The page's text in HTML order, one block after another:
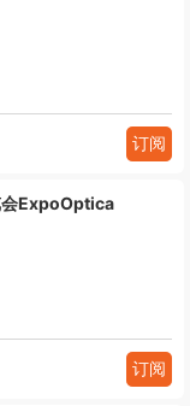
订阅
会ExpoOptica
订阅